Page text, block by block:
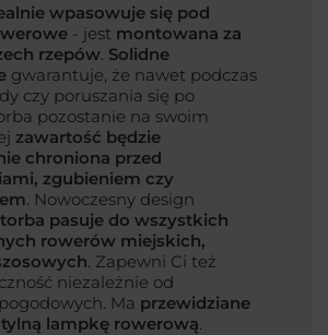
wpasowuje się pod
- jest montowana za
rzepów. Solidne
gwarantuje, że nawet podczas
czy poruszania się po
pozostanie na swoim
zawartość będzie
chroniona przed
zgubieniem czy
. Nowoczesny design
torba pasuje do wszystkich
rowerów miejskich,
. Zapewni Ci też
niezależnie od
Ma przewidziane
lampkę rowerową.